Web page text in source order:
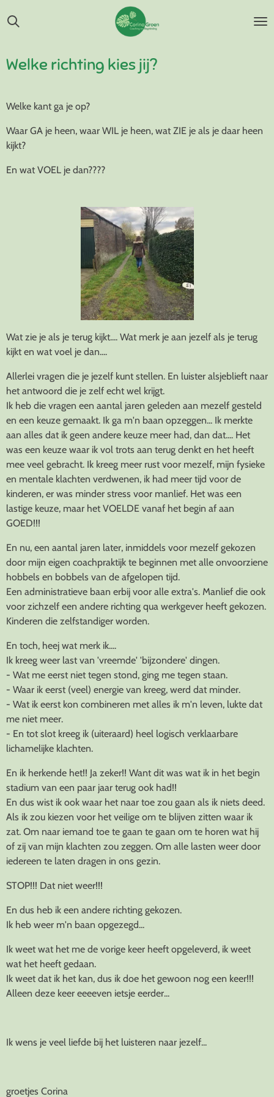
direct
de
hoofdinhoud
Welke richting kies jij?
Welke kant ga je op?
Waar GA je heen, waar WIL je heen, wat ZIE je als je daar heen
kijkt?
En wat VOEL je dan????
Wat zie je als je terug kijkt.... Wat merk je aan jezelf als je terug
kijkt en wat voel je dan....
Allerlei vragen die je jezelf kunt stellen. En luister alsjeblieft naar
het antwoord die je zelf echt wel krijgt.
Ik heb die vragen een aantal jaren geleden aan mezelf gesteld
en een keuze gemaakt. Ik ga m'n baan opzeggen... Ik merkte
aan alles dat ik geen andere keuze meer had, dan dat.... Het
was een keuze waar ik vol trots aan terug denkt en het heeft
mee veel gebracht. Ik kreeg meer rust voor mezelf, mijn fysieke
en mentale klachten verdwenen, ik had meer tijd voor de
kinderen, er was minder stress voor manlief. Het was een
lastige keuze, maar het VOELDE vanaf het begin af aan
GOED!!!
En nu, een aantal jaren later, inmiddels voor mezelf gekozen
door mijn eigen coachpraktijk te beginnen met alle onvoorziene
hobbels en bobbels van de afgelopen tijd.
Een administratieve baan erbij voor alle extra's. Manlief die ook
voor zichzelf een andere richting qua werkgever heeft gekozen.
Kinderen die zelfstandiger worden.
En toch, heej wat merk ik....
Ik kreeg weer last van 'vreemde' 'bijzondere' dingen.
- Wat me eerst niet tegen stond, ging me tegen staan.
- Waar ik eerst (veel) energie van kreeg, werd dat minder.
- Wat ik eerst kon combineren met alles ik m'n leven, lukte dat
me niet meer.
- En tot slot kreeg ik (uiteraard) heel logisch verklaarbare
lichamelijke klachten.
En ik herkende het!! Ja zeker!! Want dit was wat ik in het begin
stadium van een paar jaar terug ook had!!
En dus wist ik ook waar het naar toe zou gaan als ik niets deed.
Als ik zou kiezen voor het veilige om te blijven zitten waar ik
zat. Om naar iemand toe te gaan te gaan om te horen wat hij
of zij van mijn klachten zou zeggen. Om alle lasten weer door
iedereen te laten dragen in ons gezin.
STOP!!! Dat niet weer!!!
En dus heb ik een andere richting gekozen.
Ik heb weer m'n baan opgezegd...
Ik weet wat het me de vorige keer heeft opgeleverd, ik weet
wat het heeft gedaan.
Ik weet dat ik het kan, dus ik doe het gewoon nog een keer!!!
Alleen deze keer eeeeven ietsje eerder...
Ik wens je veel liefde bij het luisteren naar jezelf...
groetjes Corina